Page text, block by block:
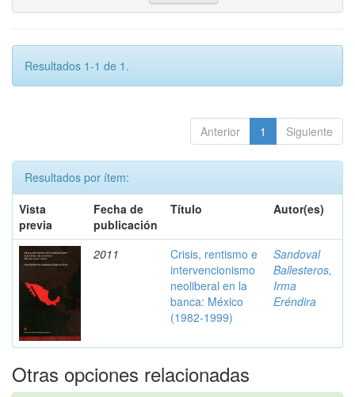
Resultados 1-1 de 1.
Anterior 1 Siguiente
Resultados por ítem:
Vista
previa
Fecha de
publicación
Título Autor(es)
2011
Crisis, rentismo e
intervencionismo
neoliberal en la
banca: México
(1982-1999)
Sandoval
Ballesteros,
Irma
Eréndira
Otras opciones relacionadas